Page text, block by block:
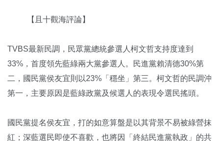
【且十觀海評論】
TVBS最新民調，民眾黨總統參選人柯文哲支持度達到
33%，首度領先藍綠兩大黨參選人。民進黨賴清德30%第
二，國民黨侯友宜則以23%「穩坐」第三。柯文哲的民調沖
第一，主要原因是藍綠政黨及候選人的表現令選民搖頭。
國民黨提名侯友宜，打的如意算盤是以其背景不易被綠營抹
紅；深藍選民即使不喜歡，也將因「終結民進黨執政」的共